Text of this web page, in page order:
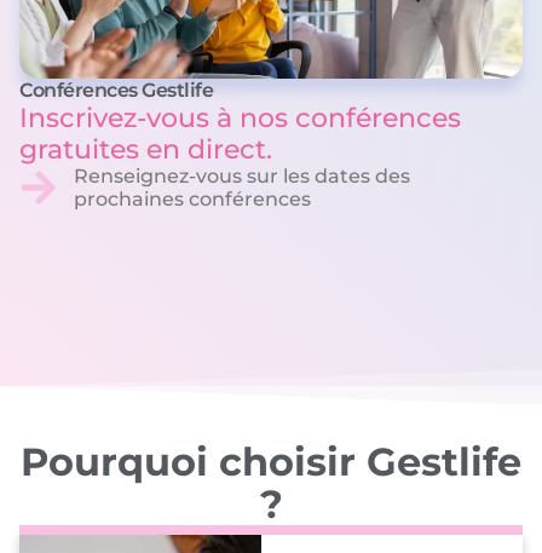
Conférences Gestlife
Inscrivez-vous à nos conférences
gratuites en direct.
Renseignez-vous sur les dates des
prochaines conférences
Pourquoi choisir Gestlife
?